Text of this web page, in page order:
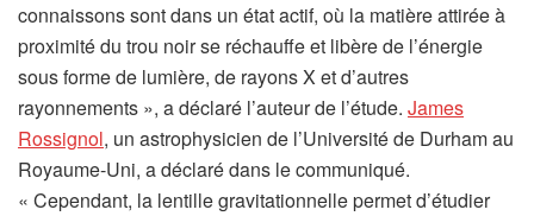
connaissons sont dans un état actif, où la matière attirée à
proximité du trou noir se réchauffe et libère de l’énergie
sous forme de lumière, de rayons X et d’autres
rayonnements », a déclaré l’auteur de l’étude. James
Rossignol(
s
’
, un astrophysicien de l’Université de Durham au
Royaume-Uni, a déclaré dans le communiqué.
« Cependant, la lentille gravitationnelle permet d’étudier